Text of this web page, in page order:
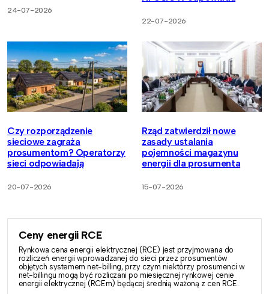
24-07-2026
22-07-2026
Czy rozporządzenie
sieciowe zagraża
prosumentom? Operatorzy
sieci odpowiadają
20-07-2026
Rząd zatwierdził nowe
zasady ustalania
pojemności magazynu
energii dla prosumenta
15-07-2026
Ceny energii RCE
Rynkowa cena energii elektrycznej (RCE) jest przyjmowana do
rozliczeń energii wprowadzanej do sieci przez prosumentów
objętych systemem net-billing, przy czym niektórzy prosumenci w
net-billingu mogą być rozliczani po miesięcznej rynkowej cenie
energii elektrycznej (RCEm) będącej średnią ważoną z cen RCE.